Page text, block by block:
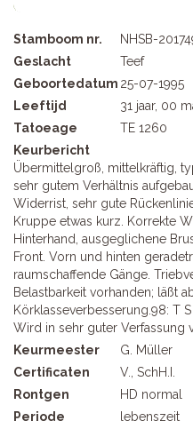
Stamboom nr.
NHSB-
Geslacht
Teef
Geboortedatum 25-07-1995
Leeftijd
31 jaar, 00
Tatoeage
TE 1260
Keurbericht
Übermittelgroß, mittelkräftig,
sehr gutem Verhältnis
Widerrist, sehr gute
Kruppe etwas kurz. Korrekte
Hinterhand, ausgeglichene
Front. Vorn und hinten
raumschaffende Gänge.
Belastbarkeit vorhanden; läßt
Körklasseverbesserung.98: T
Wird in sehr guter Verfassung
Keurmeester
G. Müller
Certificaten
V., SchH.I.
Rontgen
HD normal
Periode
lebenszeit